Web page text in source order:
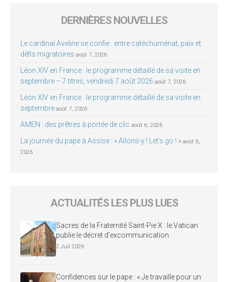
DERNIÈRES NOUVELLES
Le cardinal Aveline se confie : entre catéchuménat, paix et
défis migratoires août 7, 2026
Léon XIV en France : le programme détaillé de sa visite en
septembre – 7 titres, vendredi 7 août 2026 août 7, 2026
Léon XIV en France : le programme détaillé de sa visite en
septembre août 7, 2026
AMEN : des prêtres à portée de clic août 6, 2026
La journée du pape à Assise : « Allons-y ! Let’s go ! » août 6,
2026
ACTUALITÉS LES PLUS LUES
Sacres de la Fraternité Saint-Pie X : le Vatican
publie le décret d’excommunication
2 Juil 2026
Confidences sur le pape : « Je travaille pour un